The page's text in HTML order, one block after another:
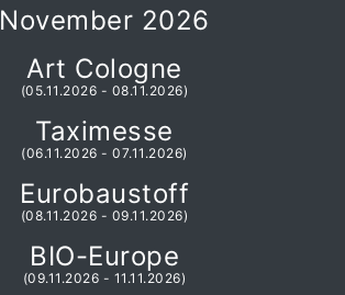
November 2026
Art Cologne
(05.11.2026 - 08.11.2026)
Taximesse
(06.11.2026 - 07.11.2026)
Eurobaustoff
(08.11.2026 - 09.11.2026)
BIO-Europe
(09.11.2026 - 11.11.2026)